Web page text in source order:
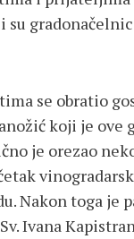
su
se obratio
koji je ove
je orezao
Nakon toga je
Ivana